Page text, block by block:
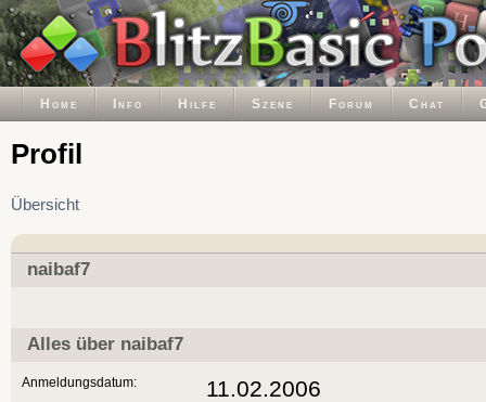
Home Info Hilfe Szene Forum Chat
Profil
Übersicht
naibaf7
Alles über naibaf7
Anmeldungsdatum: 11.02.2006